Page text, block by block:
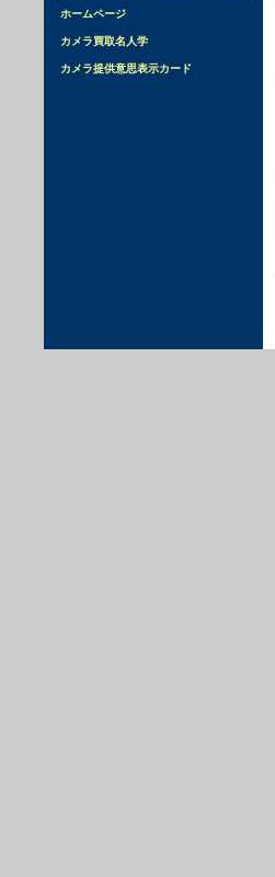
ホームページ
カメラ買取名人学
カメラ提供意思表示カード